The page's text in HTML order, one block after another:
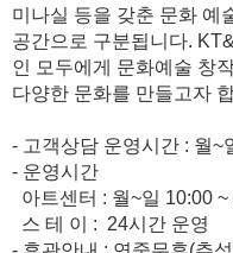
미나실 등을 갖춘 문화 예
공간으로 구분됩니다.
인 모두에게 문화예술 창
다양한 문화를 만들고자
- 고객상담 운영시간 : 월~
- 운영시간
아트센터 : 월~일 10:00
스 테 이 : 24시간 운영